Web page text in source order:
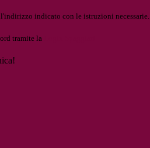
indicato con le istruzioni necessarie.
tramite la